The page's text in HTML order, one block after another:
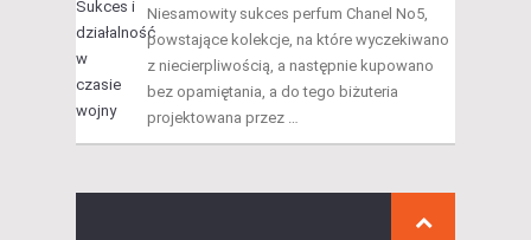
Niesamowity sukces perfum Chanel No5,
powstające kolekcje, na które wyczekiwano
z niecierpliwością, a następnie kupowano
bez opamiętania, a do tego biżuteria
projektowana przez …